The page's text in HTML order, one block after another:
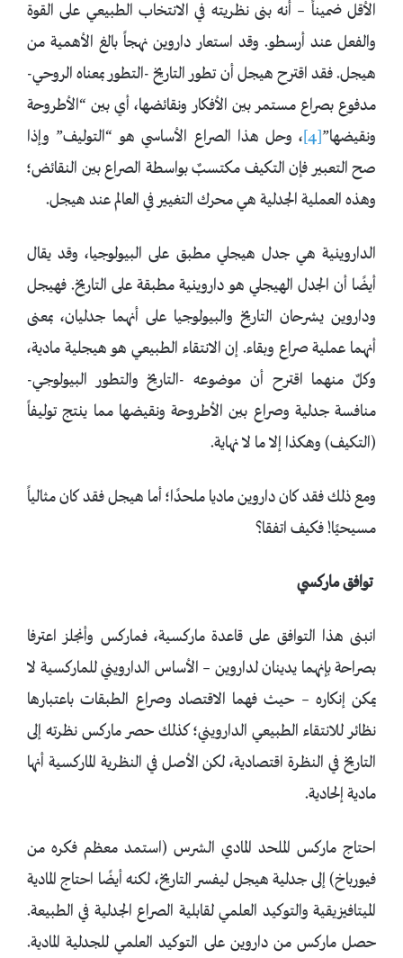
الأقل ضميناً – أنه بنى نظريته في الانتخاب الطبيعي على القوة
والفعل عند أرسطو. وقد استعار داروين نهجاً بالغ الأهمية من
هيجل. فقد اقترح هيجل أن تطور التاريخ -التطور بمعناه الروحي-
مدفوع بصراع مستمر بين الأفكار ونقائضها، أي بين “الأطروحة
ونقيضها”[4]
، وحل هذا الصراع الأساسي هو “التوليف” وإذا
صح التعبير فإن التكيف مكتسبٌ بواسطة الصراع بين النقائض؛
وهذه العملية الجدلية هي محرك التغيير في العالم عند هيجل.
الداروينية هي جدل هيجلي مطبق على البيولوجيا، وقد يقال
أيضًا أن الجدل الهيجلي هو داروينية مطبقة على التاريخ. فهيجل
وداروين يشرحان التاريخ والبيولوجيا على أنهما جدليان، بمعنى
أنهما عملية صراع وبقاء. إن الانتقاء الطبيعي هو هيجلية مادية،
وكلٌ منهما اقترح أن موضوعه -التاريخ والتطور البيولوجي-
منافسة جدلية وصراع بين الأطروحة ونقيضها مما ينتج توليفاً
(التكيف) وهكذا إلا ما لا نهاية.
ومع ذلك فقد كان داروين ماديا ملحدًا؛ أما هيجل فقد كان مثالياً
مسيحيًا! فكيف اتفقا؟
توافق ماركسي
انبنى هذا التوافق على قاعدة ماركسية، فماركس وأنجلز اعترفا
بصراحة بإنهما يدينان لداروين – الأساس الدارويني للماركسية لا
يمكن إنكاره – حيث فهما الاقتصاد وصراع الطبقات باعتبارها
نظائر للانتقاء الطبيعي الدارويني؛ كذلك حصر ماركس نظرته إلى
التاريخ في النظرة اقتصادية، لكن الأصل في النظرية الماركسية أنها
مادية إلحادية.
احتاج ماركس الملحد المادي الشرس (استمد معظم فكره من
فيورباخ) إلى جدلية هيجل ليفسر التاريخ، لكنه أيضًا احتاج المادية
الميتافيزيقية والتوكيد العلمي لقابلية الصراع الجدلية في الطبيعة.
حصل ماركس من داروين على التوكيد العلمي للجدلية المادية.